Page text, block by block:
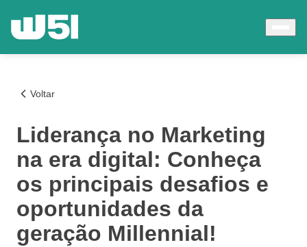
Voltar
Liderança no Marketing
na era digital: Conheça
os principais desafios e
oportunidades da
geração Millennial!